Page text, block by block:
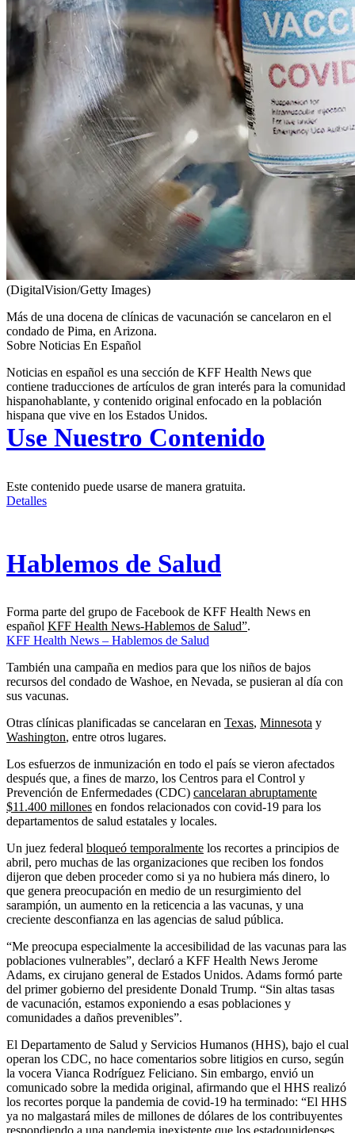
(DigitalVision/Getty Images)
Más de una docena de clínicas de vacunación se cancelaron en el
condado de Pima, en Arizona.
Sobre Noticias En Español
Noticias en español es una sección de KFF Health News que
contiene traducciones de artículos de gran interés para la comunidad
hispanohablante, y contenido original enfocado en la población
hispana que vive en los Estados Unidos.
Use Nuestro Contenido
Este contenido puede usarse de manera gratuita.
Detalles
Hablemos de Salud
Forma parte del grupo de Facebook de KFF Health News en
español KFF Health News-Hablemos de Salud”.
KFF Health News – Hablemos de Salud
También una campaña en medios para que los niños de bajos
recursos del condado de Washoe, en Nevada, se pusieran al día con
sus vacunas.
Otras clínicas planificadas se cancelaran en Texas, Minnesota y
Washington, entre otros lugares.
Los esfuerzos de inmunización en todo el país se vieron afectados
después que, a fines de marzo, los Centros para el Control y
Prevención de Enfermedades (CDC) cancelaran abruptamente
$11.400 millones en fondos relacionados con covid-19 para los
departamentos de salud estatales y locales.
Un juez federal bloqueó temporalmente los recortes a principios de
abril, pero muchas de las organizaciones que reciben los fondos
dijeron que deben proceder como si ya no hubiera más dinero, lo
que genera preocupación en medio de un resurgimiento del
sarampión, un aumento en la reticencia a las vacunas, y una
creciente desconfianza en las agencias de salud pública.
“Me preocupa especialmente la accesibilidad de las vacunas para las
poblaciones vulnerables”, declaró a KFF Health News Jerome
Adams, ex cirujano general de Estados Unidos. Adams formó parte
del primer gobierno del presidente Donald Trump. “Sin altas tasas
de vacunación, estamos exponiendo a esas poblaciones y
comunidades a daños prevenibles”.
El Departamento de Salud y Servicios Humanos (HHS), bajo el cual
operan los CDC, no hace comentarios sobre litigios en curso, según
la vocera Vianca Rodríguez Feliciano. Sin embargo, envió un
comunicado sobre la medida original, afirmando que el HHS realizó
los recortes porque la pandemia de covid-19 ha terminado: “El HHS
ya no malgastará miles de millones de dólares de los contribuyentes